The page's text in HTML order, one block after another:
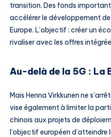
transition. Des fonds
accélérer le développement
Europe. L’objectif : créer un
rivaliser avec les offres
Au-delà de la 5G : La
Mais Henna Virkkunen ne
vise également à limiter la
chinois aux projets de
l’objectif européen